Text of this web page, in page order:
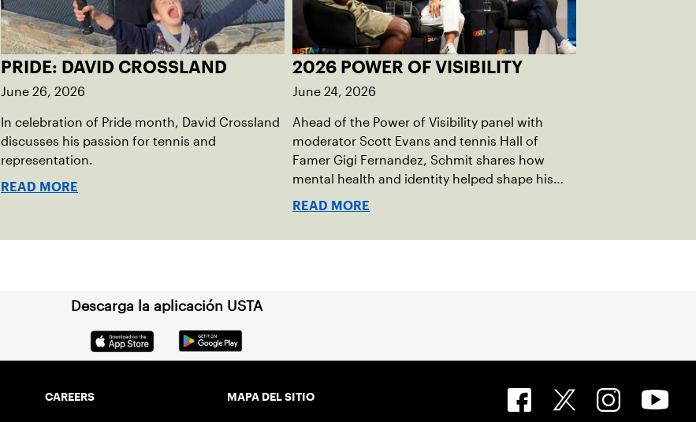
PRIDE: DAVID CROSSLAND
June 26, 2026
In celebration of Pride month, David Crossland
discusses his passion for tennis and
representation.
READ MORE
2026 POWER OF VISIBILITY
June 24, 2026
Ahead of the Power of Visibility panel with
moderator Scott Evans and tennis Hall of
Famer Gigi Fernandez, Schmit shares how
mental health and identity helped shape his
debut novel.
READ MORE
Descarga la aplicación USTA
CAREERS MAPA DEL SITIO